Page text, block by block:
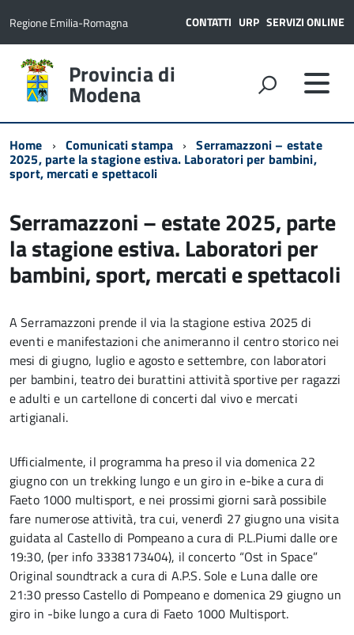
Regione Emilia-Romagna CONTATTI URP SERVIZI ONLINE
Provincia di
Modena
Home Comunicati stampa Serramazzoni – estate
2025, parte la stagione estiva. Laboratori per bambini,
sport, mercati e spettacoli
Serramazzoni – estate 2025, parte
la stagione estiva. Laboratori per
bambini, sport, mercati e spettacoli
A Serramazzoni prende il via la stagione estiva 2025 di
eventi e manifestazioni che animeranno il centro storico nei
mesi di giugno, luglio e agosto e settembre, con laboratori
per bambini, teatro dei burattini attività sportive per ragazzi
e adulti e un cartellone di concerti dal vivo e mercati
artigianali.
Ufficialmente, il programma ha preso il via domenica 22
giugno con un trekking lungo e un giro in e-bike a cura di
Faeto 1000 multisport, e nei prossimi giorni sarà possibile
fare numerose attività, tra cui, venerdì 27 giugno una visita
guidata al Castello di Pompeano a cura di P.L.Piumi dalle ore
19:30, (per info 3338173404), il concerto “Ost in Space”
Original soundtrack a cura di A.P.S. Sole e Luna dalle ore
21:30 presso Castello di Pompeano e domenica 29 giugno un
giro in -bike lungo a cura di Faeto 1000 Multisport.